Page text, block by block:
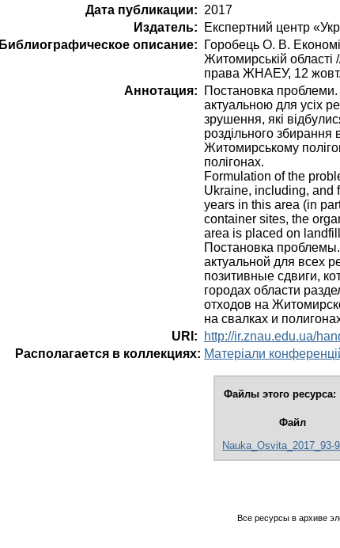
Дата публикации: 2017
Издатель:
Експертний центр
Библиографическое описание:
Горобець О. В.
Житомирській області
права ЖНАЕУ, 12
Аннотация:
Постановка
актуальною для усіх
зрушення, які
роздільного збирання
Житомирському
полігонах.
Formulation of the
Ukraine, including, and
years in this area (in
container sites, the
area is placed on
Постановка
актуальной для всех
позитивные сдвиги,
городах области
отходов на
на свалках и
URI:
http://ir.znau.edu.ua/
Располагается в коллекциях: Матеріали
Файлы этого ресурса:
Файл
Nauka_Osvita_2017_93-
Все ресурсы в архиве